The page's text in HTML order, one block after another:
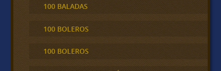
100 BALADAS
100 BOLEROS
100 BOLEROS